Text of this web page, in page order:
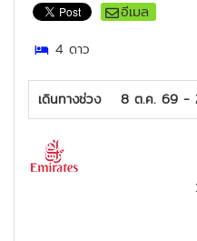
อีเมล
4 ดาว
เดินทางช่วง 8 ต.ค. 69 -